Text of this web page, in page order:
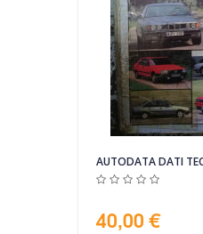
AUTODATA DATI
40,00 €
Vista